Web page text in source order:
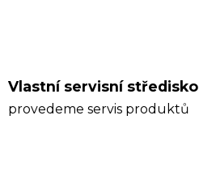
Vlastní servisní středisko
provedeme servis produktů